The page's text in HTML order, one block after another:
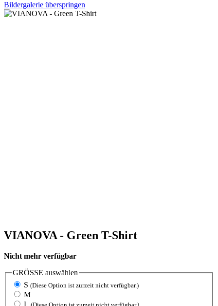
Bildergalerie überspringen
VIANOVA - Green T-Shirt
Nicht mehr verfügbar
GRÖSSE auswählen
S (Diese Option ist zurzeit nicht verfügbar.)
M